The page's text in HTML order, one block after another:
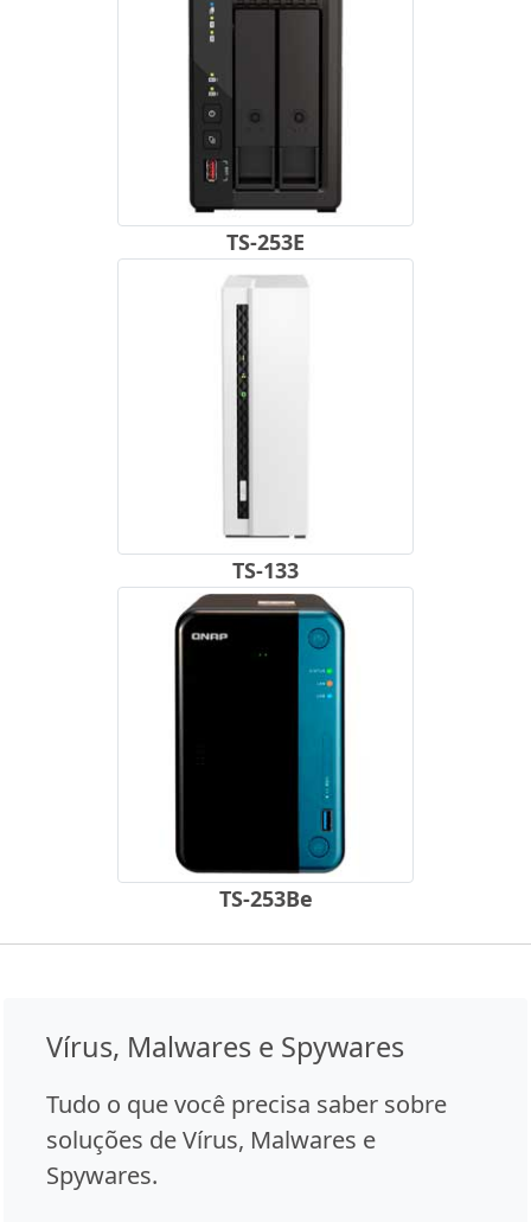
TS-253E
TS-133
TS-253Be
Vírus, Malwares e Spywares
Tudo o que você precisa saber sobre
soluções de Vírus, Malwares e
Spywares.